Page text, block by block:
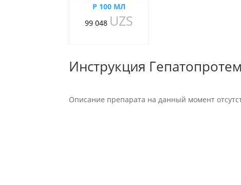
Р 100 МЛ
99 048 UZS
Инструкция
Описание препарата на данный момент